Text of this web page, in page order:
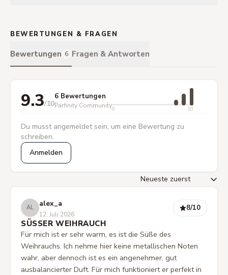
BEWERTUNGEN & FRAGEN
Bewertungen 6 Fragen & Antworten
9.3/10
6 Bewertungen
Parfinity Community0 10
Du musst angemeldet sein, um eine Bewertung zu
schreiben.
Anmelden
AL alex_a
12. Juli 2026
8/10
SÜSSER WEIHRAUCH
Für mich ist er sehr warm, es ist die Süße des
Weihrauchs. Ich nehme hier keine metallischen Noten
wahr, aber dennoch ist es ein angenehmer, gut
ausbalancierter Duft. Für mich funktioniert er perfekt in